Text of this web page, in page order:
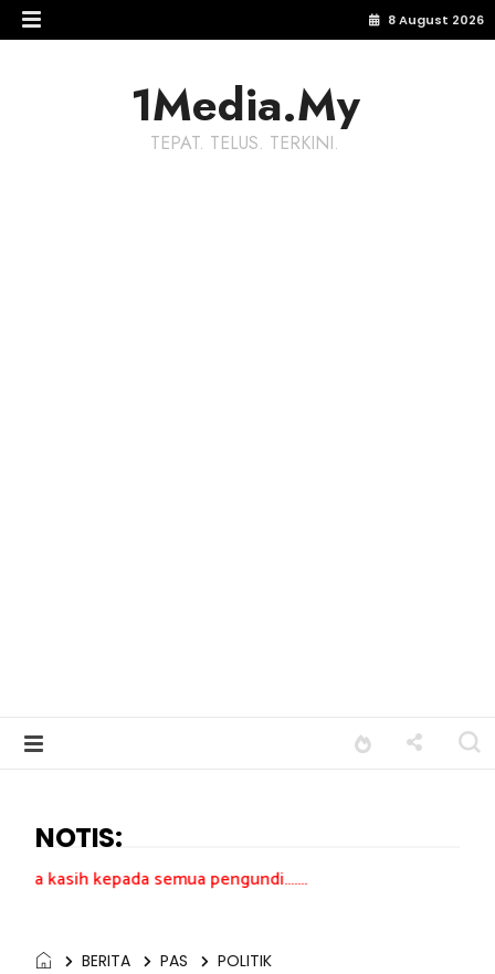
8 August 2026
1Media.My
TEPAT. TELUS. TERKINI.
NOTIS:
semua pengundi.......
BERITA PAS POLITIK